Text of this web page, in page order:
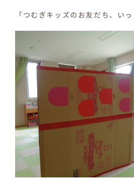
「つむぎキッズのお友だち、い